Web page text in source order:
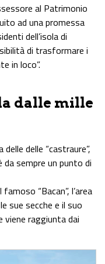
al Patrimonio
ad una promessa
dell’isola di
di trasformare i
in loco”.
dalle mille
delle delle “castraure”,
da sempre un punto di
“Bacan”, l’area
sue secche e il suo
raggiunta dai